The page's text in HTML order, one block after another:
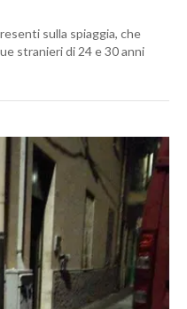
sulla spiaggia, che
stranieri di 24 e 30 anni